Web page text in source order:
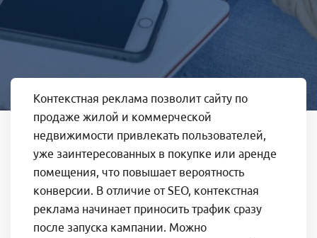
Контекстная реклама позволит сайту по
продаже жилой и коммерческой
недвижимости привлекать пользователей,
уже заинтересованных в покупке или аренде
помещения, что повышает вероятность
конверсии. В отличие от SEO, контекстная
реклама начинает приносить трафик сразу
после запуска кампании. Можно